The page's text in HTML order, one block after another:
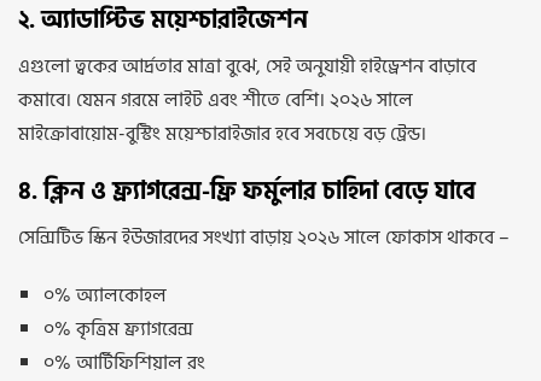
২. অ্যাডাপ্টিভ ময়েশ্চারাইজেশন
এগুলো ত্বকের আর্দ্রতার মাত্রা বুঝে, সেই অনুযায়ী হাইড্রেশন বাড়াবে
কমাবে। যেমন গরমে লাইট এবং শীতে বেশি। ২০২৬ সালে
মাইক্রোবায়োম-বুস্টিং ময়েশ্চারাইজার হবে সবচেয়ে বড় ট্রেন্ড।
৪. ক্লিন ও ফ্র্যাগরেন্স-ফ্রি ফর্মুলার চাহিদা বেড়ে যাবে
সেন্সিটিভ স্কিন ইউজারদের সংখ্যা বাড়ায় ২০২৬ সালে ফোকাস থাকবে –
০% অ্যালকোহল
০% কৃত্রিম ফ্র্যাগরেন্স
০% আর্টিফিশিয়াল রং